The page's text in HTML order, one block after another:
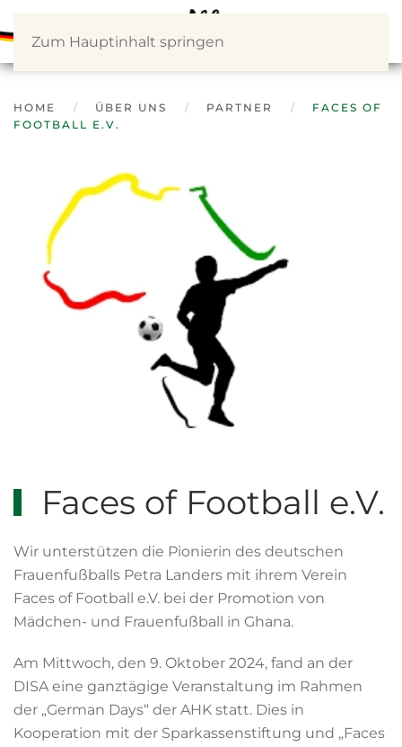
Zum Hauptinhalt springen
HOME ÜBER UNS PARTNER
FACES OF
FOOTBALL E.V.
Faces of Football e.V.
Wir unterstützen die Pionierin des deutschen
Frauenfußballs Petra Landers mit ihrem Verein
Faces of Football e.V. bei der Promotion von
Mädchen- und Frauenfußball in Ghana.
Am Mittwoch, den 9. Oktober 2024, fand an der
DISA eine ganztägige Veranstaltung im Rahmen
der „German Days“ der AHK statt. Dies in
Kooperation mit der Sparkassenstiftung und „Faces